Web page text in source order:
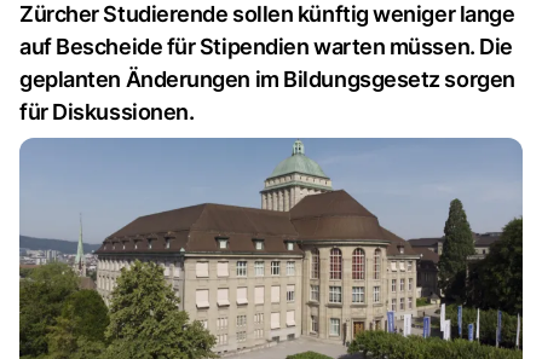
Zürcher Studierende sollen künftig weniger lange
auf Bescheide für Stipendien warten müssen. Die
geplanten Änderungen im Bildungsgesetz sorgen
für Diskussionen.